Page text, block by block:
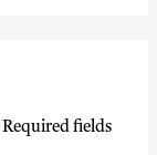
Required fields